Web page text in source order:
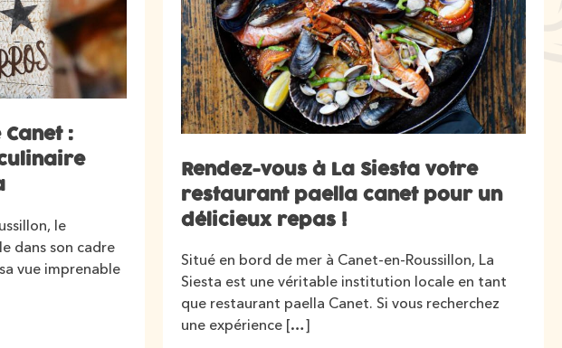
:
le
dans son cadre
vue imprenable
Rendez-vous à La Siesta votre
restaurant paella canet pour un
délicieux repas !
Situé en bord de mer à Canet-en-Roussillon, La
Siesta est une véritable institution locale en tant
que restaurant paella Canet. Si vous recherchez
une expérience […]